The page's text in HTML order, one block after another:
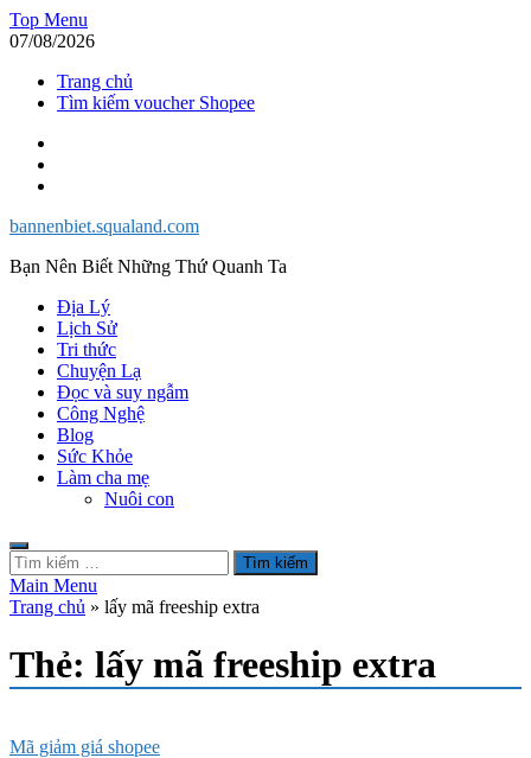
Skip
to
Top Menu
07/08/2026
Trang chủ
Tìm kiếm voucher Shopee
bannenbiet.squaland.com
Bạn Nên Biết Những Thứ Quanh Ta
Địa Lý
Lịch Sử
Tri thức
Chuyện Lạ
Đọc và suy ngẫm
Công Nghệ
Blog
Sức Khỏe
Làm cha mẹ
Nuôi con
Tìm
kiếm
cho:
Main Menu
Trang chủ » lấy mã freeship extra
Thẻ: lấy mã freeship extra
Mã giảm giá shopee